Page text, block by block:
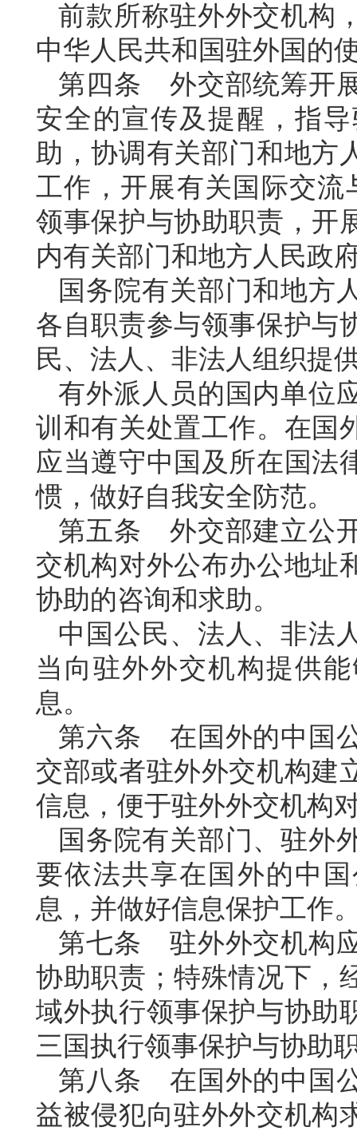
前款所称驻外外交机构
中华人民共和国驻外国的
第四条 外交部统筹开
安全的宣传及提醒，指
助，协调有关部门和地方
工作，开展有关国际交
领事保护与协助职责，开
内有关部门和地方人民政
国务院有关部门和地方
各自职责参与领事保护与
民、法人、非法人组织提
有外派人员的国内单位
训和有关处置工作。在国
应当遵守中国及所在国法
惯，做好自我安全防范。
第五条 外交部建立公
交机构对外公布办公地址
协助的咨询和求助。
中国公民、法人、非法
当向驻外外交机构提供
息。
第六条 在国外的中国
交部或者驻外外交机构建
信息，便于驻外外交机构
国务院有关部门、驻外
要依法共享在国外的中
息，并做好信息保护工作
第七条 驻外外交机构
协助职责；特殊情况下，
域外执行领事保护与协助
三国执行领事保护与协助
第八条 在国外的中国
益被侵犯向驻外外交机构